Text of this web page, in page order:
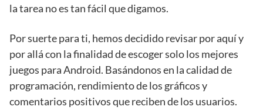
la tarea no es tan fácil que digamos.
Por suerte para ti, hemos decidido revisar por aquí y
por allá con la finalidad de escoger solo los mejores
juegos para Android. Basándonos en la calidad de
programación, rendimiento de los gráficos y
comentarios positivos que reciben de los usuarios.